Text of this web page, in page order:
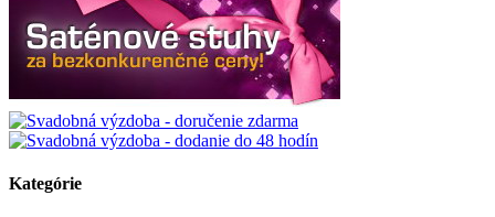
Kategórie